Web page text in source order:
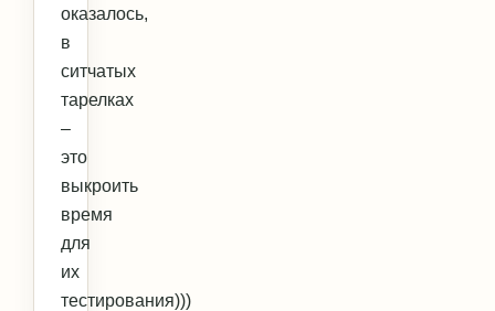
оказалось,
в
ситчатых
тарелках
–
это
выкроить
время
для
их
тестирования)))